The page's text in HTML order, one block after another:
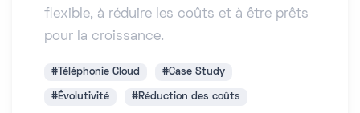
flexible, à réduire les coûts et à être prêts
pour la croissance.
#Téléphonie Cloud #Case Study
#Évolutivité #Réduction des coûts